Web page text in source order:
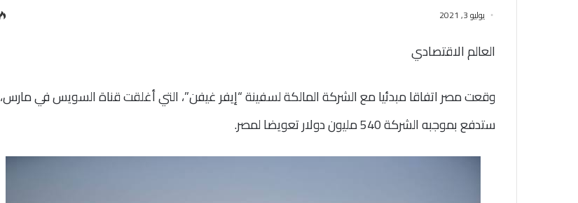
يوليو 3, 2021
العالم الاقتصادي
وقعت مصر اتفاقا مبدئيا مع الشركة المالكة لسفينة “إيفر غيفن”، التي أغلقت قناة السويس في مارس،
ستدفع بموجبه الشركة 540 مليون دولار تعويضا لمصر.